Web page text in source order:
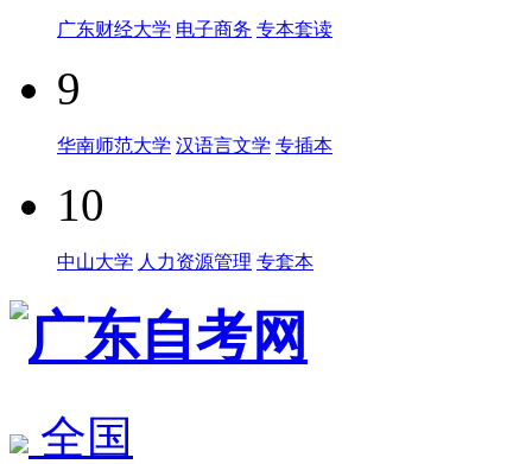
广东财经大学 电子商务 专本套读
9
华南师范大学 汉语言文学 专插本
10
中山大学 人力资源管理 专套本
全国